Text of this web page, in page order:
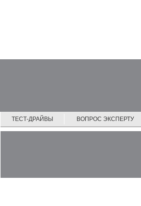
ТЕСТ-ДРАЙВЫ ВОПРОС ЭКСПЕРТУ